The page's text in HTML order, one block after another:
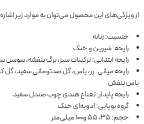
از ویژگی‌های این محصول می‌توان به موارد زیر
جنسیت: زنانه
رایحه: شیرین و خنک
رایحه ابتدایی: ترکیبات سبز، برگ بنفشه، سوسن
رایحه میانی: رز، یاس، گل صدتومانی سفید، گل
یاس بنفش
رایحه پایدار: نعناع هندی چوب صندل سفید
گروه بویایی: ادویه‌ای خنک
حجم: 35، 55 و100 میلی‌متر